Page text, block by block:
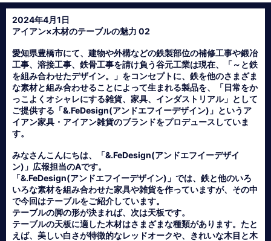
2024年4月1日
アイアン×木材のテーブルの魅力 02
愛知県豊橋市にて、建物や外構などの鉄製部位の補修工事や鍛冶
工事、溶接工事、鉄骨工事を請け負う谷元工業は現在、「～と鉄
を組み合わせたデザイン。」をコンセプトに、鉄を他のさまざま
な素材と組み合わせることによって生まれる製品を、「日常をか
っこよくオシャレにする雑貨、家具、インダストリアル」として
ご提供する「&.FeDesign(アンドエフイーデザイン)」というア
イアン家具・アイアン雑貨のブランドをプロデュースしていま
す。
みなさんこんにちは、「&.FeDesign(アンドエフイーデザイ
ン)」広報担当のAです。
「&.FeDesign(アンドエフイーデザイン)」では、鉄と他のいろ
いろな素材を組み合わせた家具や雑貨を作っていますが、その中
で今回はテーブルをご紹介しています。
テーブルの脚の形が決まれば、次は天板です。
テーブルの天板に適した木材はさまざまな種類があります。たと
えば、美しい白さが特徴的なレッドオークや、きれいな木目と木